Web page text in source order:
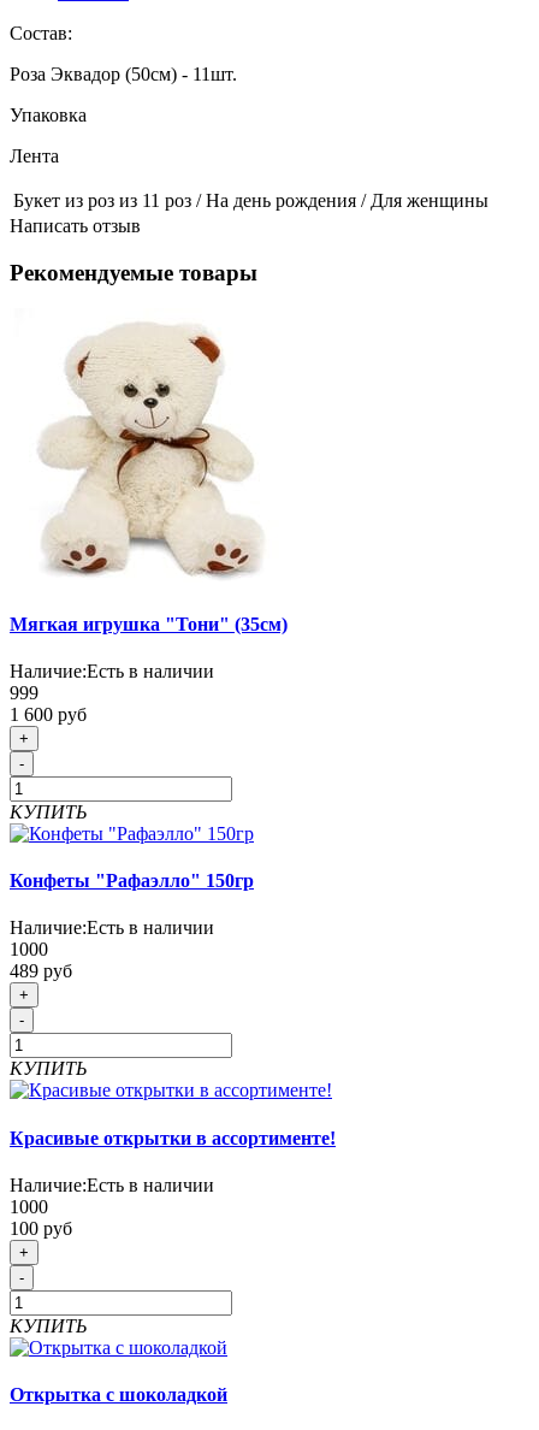
Состав:
Роза Эквадор (50см) - 11шт.
Упаковка
Лента
Букет из роз из 11 роз / На день рождения / Для женщины
Написать отзыв
Рекомендуемые товары
Мягкая игрушка "Тони" (35см)
Наличие:Есть в наличии
999
1 600 руб
+
-
КУПИТЬ
Конфеты "Рафаэлло" 150гр
Наличие:Есть в наличии
1000
489 руб
+
-
КУПИТЬ
Красивые открытки в ассортименте!
Наличие:Есть в наличии
1000
100 руб
+
-
КУПИТЬ
Открытка с шоколадкой